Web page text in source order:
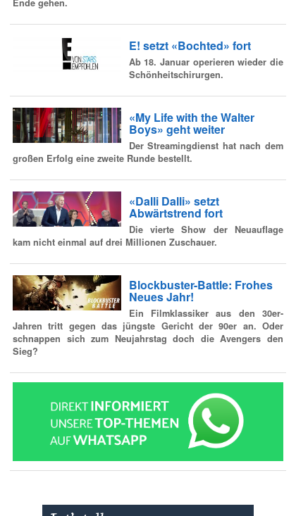
Ende gehen.
E! setzt «Bochted» fort
Ab 18. Januar operieren wieder die
Schönheitschirurgen.
«My Life with the Walter
Boys» geht weiter
Der Streamingdienst hat nach dem
großen Erfolg eine zweite Runde bestellt.
«Dalli Dalli» setzt
Abwärtstrend fort
Die vierte Show der Neuauflage
kam nicht einmal auf drei Millionen Zuschauer.
Blockbuster-Battle: Frohes
Neues Jahr!
Ein Filmklassiker aus den 30er-
Jahren tritt gegen das jüngste Gericht der 90er an. Oder
schnappen sich zum Neujahrstag doch die Avengers den
Sieg?